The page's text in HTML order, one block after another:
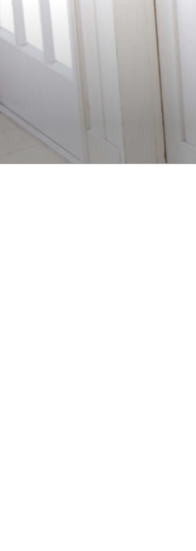
ン
へ
キ